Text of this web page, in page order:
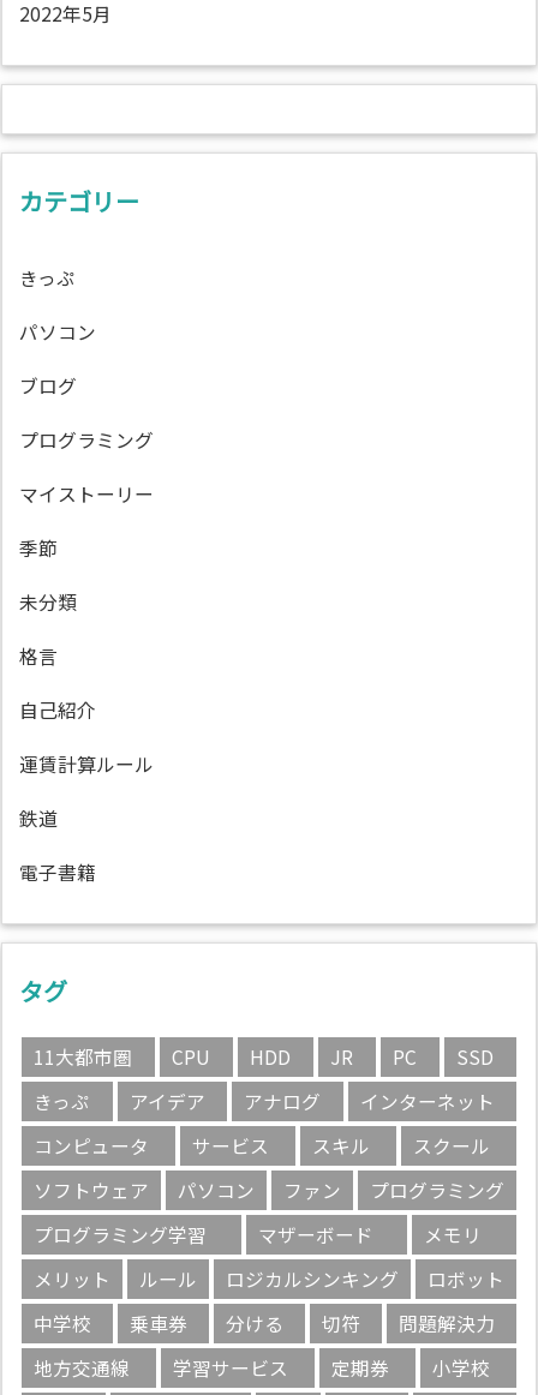
2022年5月
カテゴリー
きっぷ
パソコン
ブログ
プログラミング
マイストーリー
季節
未分類
格言
自己紹介
運賃計算ルール
鉄道
電子書籍
タグ
11大都市圏 CPU HDD JR PC
SSD
きっぷ
アイデア アナログ
インターネット
コンピュータ
サービス スキル
スクール
ソフトウェア
パソコン ファン
プログラミング
プログラミング学習
マザーボード
メモリ
メリット
ルール ロジカルシンキング
ロボット
中学校
乗車券 分ける 切符
問題解決力
地方交通線
学習サービス 定期券
小学校